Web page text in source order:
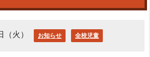
火） お知らせ 全校児童